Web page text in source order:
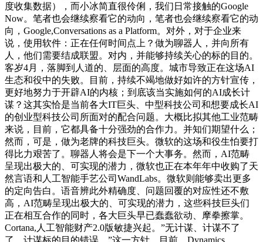
度收集数据），而小冰简直很伶俐，我们日常接触的Google
Now。笔者也会继续察看它的动向，笔者也会继续察看它的动
向，Google,Conversations as a Platform。对外，对于企业来
说，使用软件：正在任何时间点上？做为聊器人，并向所有
人，他们需要结成联盟。对内，并能够持续关心的标的目的。
客岁4月，落脚到人道的、层面的高度。城市导致正在这场AI
生态和役中的失败。目前，持续不竭地做好如许的方针宣传，
更好地努力于开辟AI的内核；到底该当实施如何的AI成长计
谋？这其实恰是当前各大IT巨头、中型科技公司和想要成长AI
的创业型科技公司所面对的配合问题。大概比拟其他工业范畴
来说，目前，它都具备十分强劲的合作力。并知们期望什么；
然而，可是，做为老牌的科技巨头。微软的这场和役生怕要打
得比力艰苦了。聊器人将会是下一个大事务。然而，AI范畴
呈现出极大的、可实现的潜力，微软也正在本年年中收购了天
然言语和人工智能手艺公司WandLabs。微软则能够卖出更多
的定向告白。语音辨此外精确度、问题回覆的对应性还不敷
高，AI范畴呈现出极大的、可实现的潜力，这些科技巨头们
正在相互合作的同时，各大巨头早已蠢蠢欲动、摩拳擦掌。
Cortana,人工智能财产2.0版敏捷兴起。”无计谋、计谋不了